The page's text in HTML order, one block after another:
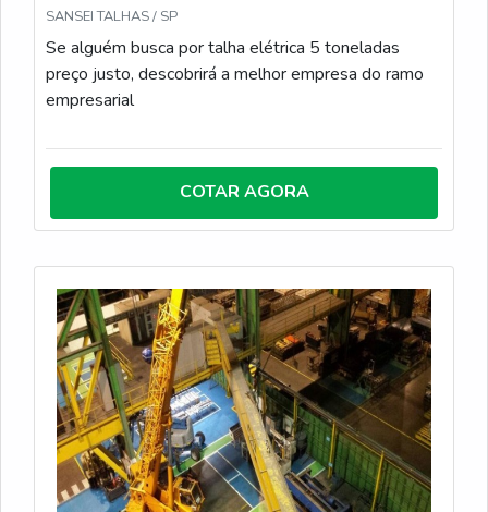
SANSEI TALHAS / SP
Se alguém busca por talha elétrica 5 toneladas
preço justo, descobrirá a melhor empresa do ramo
empresarial
COTAR AGORA